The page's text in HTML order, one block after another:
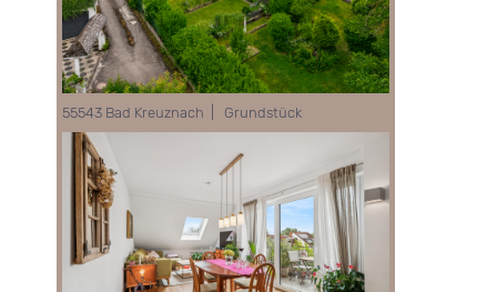
55543 Bad Kreuznach | Grundstück